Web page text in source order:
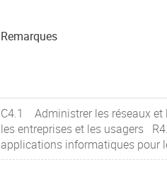
Remarques
C4.1 Administrer les réseaux
les entreprises et les usagers
applications informatiques pour